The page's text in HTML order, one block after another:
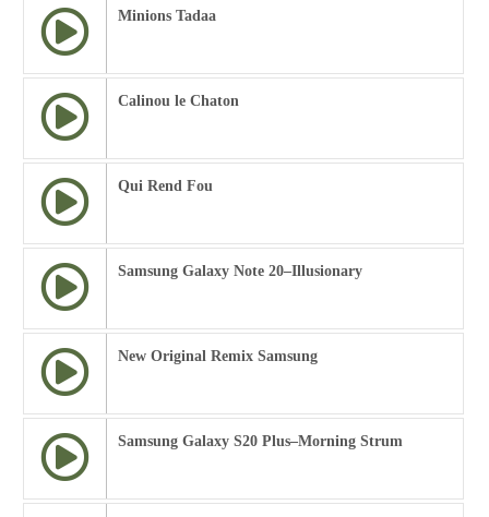
Minions Tadaa
Calinou le Chaton
Qui Rend Fou
Samsung Galaxy Note 20–Illusionary
New Original Remix Samsung
Samsung Galaxy S20 Plus–Morning Strum